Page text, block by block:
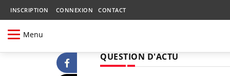
INSCRIPTION CONNEXION CONTACT
Menu
QUESTION D'ACTU